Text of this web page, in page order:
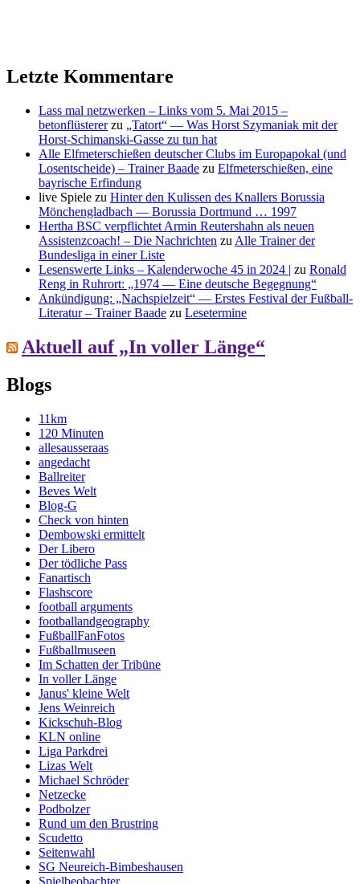
Letzte Kommentare
Lass mal netzwerken – Links vom 5. Mai 2015 –
betonflüstererzu „Tatort“ — Was Horst Szymaniak mit der
Horst-Schimanski-Gasse zu tun hat
Alle Elfmeterschießen deutscher Clubs im Europapokal (und
Losentscheide) – Trainer Baade zu Elfmeterschießen, eine
bayrische Erfindung
live Spiele zu Hinter den Kulissen des Knallers Borussia
Mönchengladbach — Borussia Dortmund … 1997
Hertha BSC verpflichtet Armin Reutershahn als neuen
Assistenzcoach! – Die Nachrichten zu Alle Trainer der
Bundesliga in einer Liste
Lesenswerte Links – Kalenderwoche 45 in 2024 | zu Ronald
Reng in Ruhrort: „1974 — Eine deutsche Begegnung“
Ankündigung: „Nachspielzeit“ — Erstes Festival der Fußball-
Literatur – Trainer Baade zu Lesetermine
Aktuell auf „In voller Länge“
Blogs
11km
120 Minuten
allesausseraas
angedacht
Ballreiter
Beves Welt
Blog-G
Check von hinten
Dembowski ermittelt
Der Libero
Der tödliche Pass
Fanartisch
Flashscore
football arguments
footballandgeography
FußballFanFotos
Fußballmuseen
Im Schatten der Tribüne
In voller Länge
Janus' kleine Welt
Jens Weinreich
Kickschuh-Blog
KLN online
Liga Parkdrei
Lizas Welt
Michael Schröder
Netzecke
Podbolzer
Rund um den Brustring
Scudetto
Seitenwahl
SG Neureich-Bimbeshausen
Spielbeobachter